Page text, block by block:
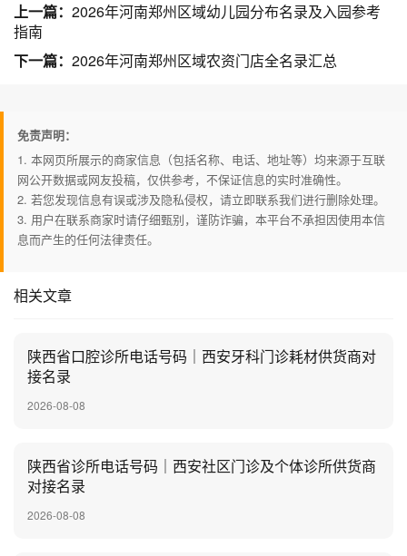
上一篇： 2026年河南郑州区域幼儿园分布名录及入园参考
指南
下一篇： 2026年河南郑州区域农资门店全名录汇总
免责声明：
1. 本网页所展示的商家信息（包括名称、电话、地址等）均来源于互联
网公开数据或网友投稿，仅供参考，不保证信息的实时准确性。
2. 若您发现信息有误或涉及隐私侵权，请立即联系我们进行删除处理。
3. 用户在联系商家时请仔细甄别，谨防诈骗，本平台不承担因使用本信
息而产生的任何法律责任。
相关文章
陕西省口腔诊所电话号码｜西安牙科门诊耗材供货商对
接名录
2026-08-08
陕西省诊所电话号码｜西安社区门诊及个体诊所供货商
对接名录
2026-08-08